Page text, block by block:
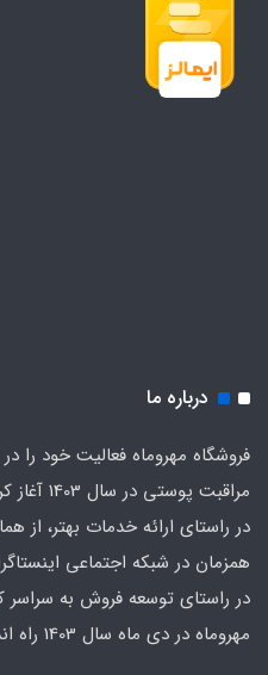
درباره ما
فروشگاه مهروماه فعالیت خود را
مراقبت پوستی در سال 1403 آغاز کرد.
در راستای ارائه خدمات بهتر، از
همزمان در شبکه اجتماعی
در راستای توسعه فروش به سراسر
مهروماه در دی ماه سال 1403 راه اندازی شد.